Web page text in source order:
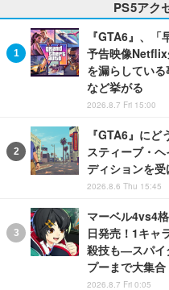
PS5アク
『GTA6』、「
予告映像
を漏らしてい
など挙がる
2026.8.7 Fri 15:00
『GTA6』にど
スティーブ・
ディションを
2026.8.6 Thu 15:45
マーベル4vs4
日発売！1キャ
殺技も―スパイ
プーまで大集合
2026.8.7 Fri 0:05